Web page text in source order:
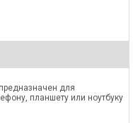
для
планшету или ноутбуку